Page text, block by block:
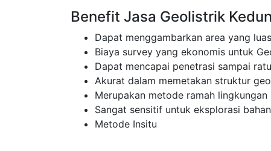
Benefit Jasa Geolistrik
Dapat menggambarkan area yang
Biaya survey yang ekonomis untuk
Dapat mencapai penetrasi sampai
Akurat dalam memetakan struktur
Merupakan metode ramah lingkungan
Sangat sensitif untuk eksplorasi
Metode Insitu